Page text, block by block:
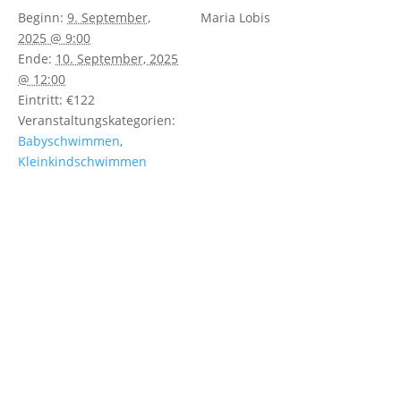
Beginn: 9. September,
2025 @ 9:00
Ende: 10. September, 2025
@ 12:00
Eintritt: €122
Veranstaltungskategorien:
Babyschwimmen,
Kleinkindschwimmen
Maria Lobis